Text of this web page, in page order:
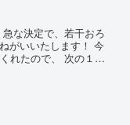
な決定で、若干おろ
がいいたします！ 今
れたので、 次の１１